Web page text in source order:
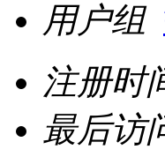
用户组
注册时
最后访